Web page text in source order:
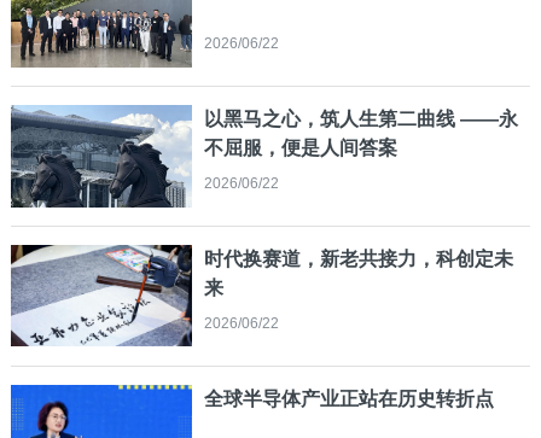
2026/06/22
以黑马之心，筑人生第二曲线 ——永
不屈服，便是人间答案
2026/06/22
时代换赛道，新老共接力，科创定未
来
2026/06/22
全球半导体产业正站在历史转折点